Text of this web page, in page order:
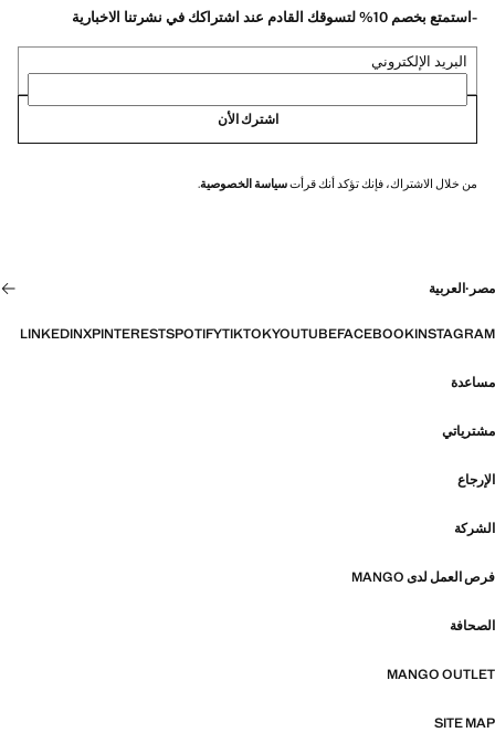
-استمتع بخصم 10% لتسوقك القادم عند اشتراكك في نشرتنا الاخبارية
البريد الإلكتروني
اشترك الأن
من خلال الاشتراك، فإنك تؤكد أنك قرأتسياسة الخصوصية.
مصر ·العربية
INSTAGRAM
FACEBOOK
YOUTUBE
TIKTOK
SPOTIFY
PINTEREST
X
LINKEDIN
مساعدة
مشترياتي
الإرجاع
الشركة
فرص العمل لدى MANGO
الصحافة
MANGO OUTLET
SITE MAP